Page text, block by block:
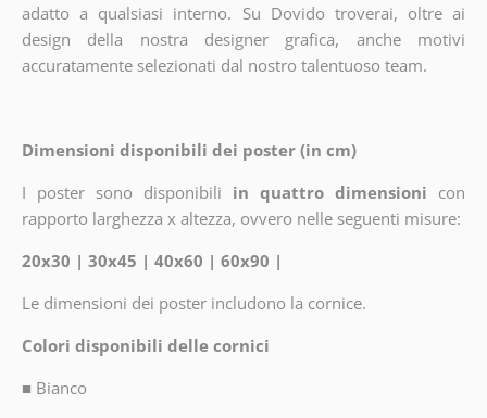
adatto a qualsiasi interno. Su Dovido troverai, oltre ai
design della nostra designer grafica, anche motivi
accuratamente selezionati dal nostro talentuoso team.
Dimensioni disponibili dei poster (in cm)
I poster sono disponibili in quattro dimensioni con
rapporto larghezza x altezza, ovvero nelle seguenti misure:
20x30 | 30x45 | 40x60 | 60x90 |
Le dimensioni dei poster includono la cornice.
Colori disponibili delle cornici
■ Bianco